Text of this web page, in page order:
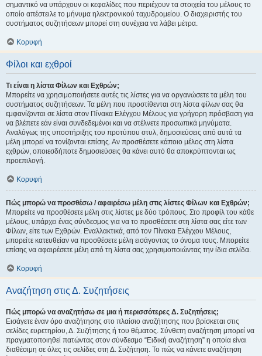
σημαντικό να υπάρχουν οι κεφαλίδες που περιέχουν τα στοιχεία του μέλους το
οποίο απέστειλε το μήνυμα ηλεκτρονικού ταχυδρομείου. Ο διαχειριστής του
συστήματος συζητήσεων μπορεί στη συνέχεια να λάβει μέτρα.
Κορυφή
Φίλοι και εχθροί
Τι είναι η λίστα Φίλων και Εχθρών;
Μπορείτε να χρησιμοποιήσετε αυτές τις λίστες για να οργανώσετε τα μέλη του
συστήματος συζητήσεων. Τα μέλη που προστίθενται στη λίστα φίλων σας θα
εμφανίζονται σε λίστα στον Πίνακα Ελέγχου Μέλους για γρήγορη πρόσβαση για
να βλέπετε εάν είναι συνδεδεμένοι και να στέλνετε προσωπικά μηνύματα.
Αναλόγως της υποστήριξης του προτύπου στυλ, δημοσιεύσεις από αυτά τα
μέλη μπορεί να τονίζονται επίσης. Αν προσθέσετε κάποιο μέλος στη λίστα
εχθρών, οποιεσδήποτε δημοσιεύσεις θα κάνει αυτό θα αποκρύπτονται ως
προεπιλογή.
Κορυφή
Πώς μπορώ να προσθέσω / αφαιρέσω μέλη στις λίστες Φίλων και Εχθρών;
Μπορείτε να προσθέσετε μέλη στις λίστες με δύο τρόπους. Στο προφίλ του κάθε
μέλους, υπάρχει ένας σύνδεσμος για να το προσθέσετε στη λίστα σας είτε των
Φίλων, είτε των Εχθρών. Εναλλακτικά, από τον Πίνακα Ελέγχου Μέλους,
μπορείτε κατευθείαν να προσθέσετε μέλη εισάγοντας το όνομα τους. Μπορείτε
επίσης να αφαιρέσετε μέλη από τη λίστα σας χρησιμοποιώντας την ίδια σελίδα.
Κορυφή
Αναζήτηση στις Δ. Συζητήσεις
Πώς μπορώ να αναζητήσω σε μια ή περισσότερες Δ. Συζητήσεις;
Εισάγετε έναν όρο αναζήτησης στο πλαίσιο αναζήτησης που βρίσκεται στις
σελίδες ευρετηρίου, Δ. Συζήτησης ή του θέματος. Σύνθετη αναζήτηση μπορεί να
πραγματοποιηθεί πατώντας στον σύνδεσμο “Ειδική αναζήτηση” η οποία είναι
διαθέσιμη σε όλες τις σελίδες στη Δ. Συζήτηση. Το πώς να κάνετε αναζήτηση